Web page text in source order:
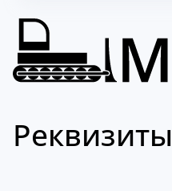
Реквизиты